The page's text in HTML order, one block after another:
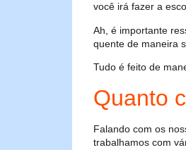
você irá fazer a
Ah, é importante
quente de maneira
Tudo é feito de
Quanto
Falando com os
trabalhamos com